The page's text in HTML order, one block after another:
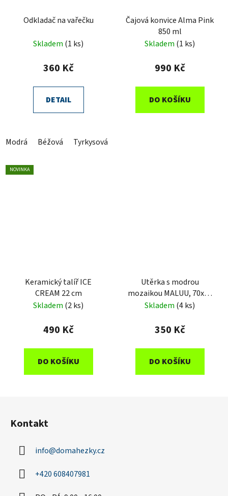
Odkladač na vařečku
Skladem (1 ks)
360 Kč
DETAIL
Modrá Béžová Tyrkysová
Čajová konvice Alma Pink
850 ml
Skladem (1 ks)
990 Kč
DO KOŠÍKU
NOVINKA
Keramický talíř ICE
CREAM 22 cm
Skladem (2 ks)
490 Kč
DO KOŠÍKU
Utěrka s modrou
mozaikou MALUU, 70x50
100% bavlna OEKO-
Skladem (4 ks)
350 Kč
DO KOŠÍKU
Kontakt
info@domahezky.cz
+420 608407981